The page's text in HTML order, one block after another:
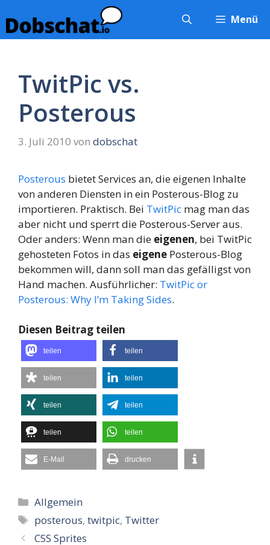
Inhalt
springen
Menü
TwitPic vs.
Posterous
3. Juli 2010 von dobschat
Posterous bietet Services an, die eigenen Inhalte
von anderen Diensten in ein Posterous-Blog zu
importieren. Praktisch. Bei TwitPic mag man das
aber nicht und sperrt die Posterous-Server aus.
Oder anders: Wenn man die eigenen, bei TwitPic
gehosteten Fotos in das eigene Posterous-Blog
bekommen will, dann soll man das gefälligst von
Hand machen. Ausführlicher: TwitPic or
Posterous: Why I’m Taking Sides.
Diesen Beitrag teilen
teilen teilen
teilen teilen
teilen teilen
teilen teilen
E-Mail drucken
Kategorien
Allgemein
Schlagwörter
posterous,twitpic, Twitter
CSS Sprites